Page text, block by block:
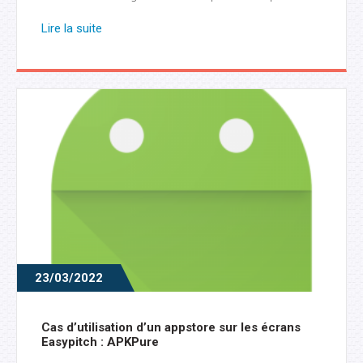
aussi des options d’annotation complètes. Vous
Lire la suite
23/03/2022
Cas d’utilisation d’un appstore sur les écrans
Easypitch : APKPure